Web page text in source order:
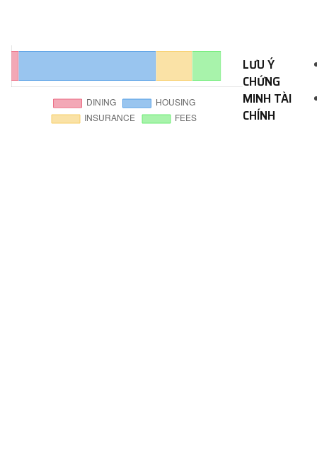
LƯU Ý
CHỨNG
MINH TÀI
CHÍNH